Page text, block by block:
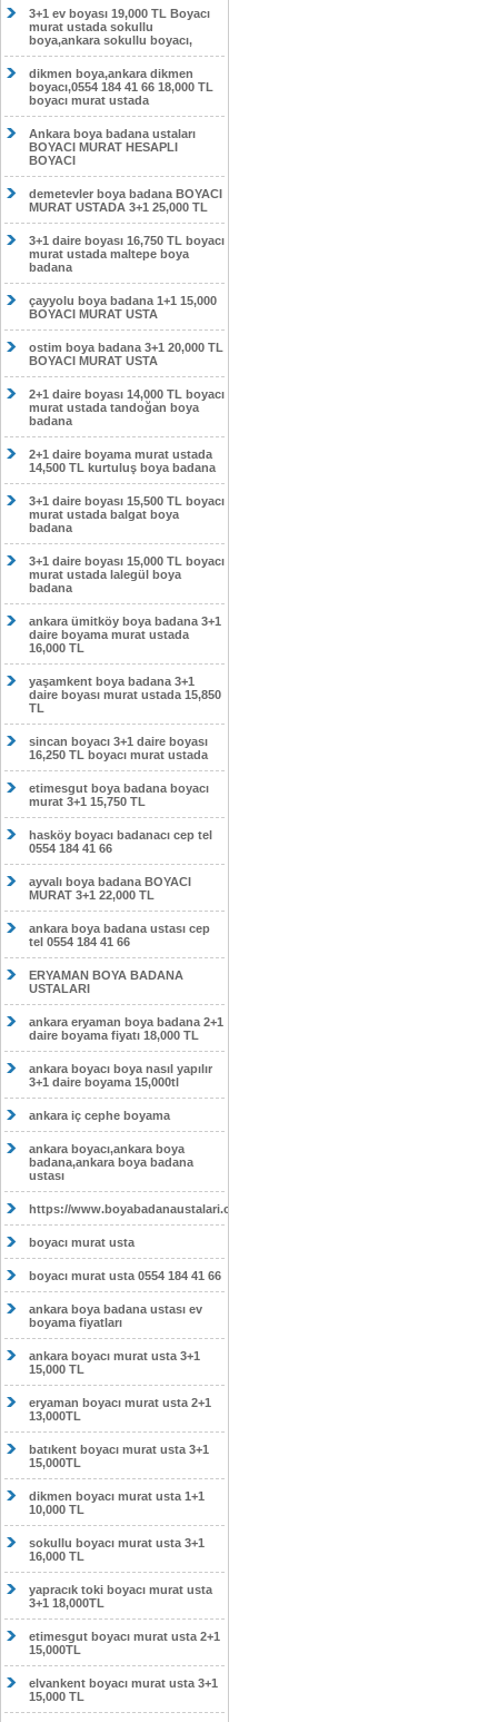
3+1 ev boyası 19,000 TL Boyacı
murat ustada sokullu
boya,ankara sokullu boyacı,
dikmen boya,ankara dikmen
boyacı,0554 184 41 66 18,000 TL
boyacı murat ustada
Ankara boya badana ustaları
BOYACI MURAT HESAPLI
BOYACI
demetevler boya badana BOYACI
MURAT USTADA 3+1 25,000 TL
3+1 daire boyası 16,750 TL boyacı
murat ustada maltepe boya
badana
çayyolu boya badana 1+1 15,000
BOYACI MURAT USTA
ostim boya badana 3+1 20,000 TL
BOYACI MURAT USTA
2+1 daire boyası 14,000 TL boyacı
murat ustada tandoğan boya
badana
2+1 daire boyama murat ustada
14,500 TL kurtuluş boya badana
3+1 daire boyası 15,500 TL boyacı
murat ustada balgat boya
badana
3+1 daire boyası 15,000 TL boyacı
murat ustada lalegül boya
badana
ankara ümitköy boya badana 3+1
daire boyama murat ustada
16,000 TL
yaşamkent boya badana 3+1
daire boyası murat ustada 15,850
TL
sincan boyacı 3+1 daire boyası
16,250 TL boyacı murat ustada
etimesgut boya badana boyacı
murat 3+1 15,750 TL
hasköy boyacı badanacı cep tel
0554 184 41 66
ayvalı boya badana BOYACI
MURAT 3+1 22,000 TL
ankara boya badana ustası cep
tel 0554 184 41 66
ERYAMAN BOYA BADANA
USTALARI
ankara eryaman boya badana 2+1
daire boyama fiyatı 18,000 TL
ankara boyacı boya nasıl yapılır
3+1 daire boyama 15,000tl
ankara iç cephe boyama
ankara boyacı,ankara boya
badana,ankara boya badana
ustası
https://www.boyabadanaustalari.com/
boyacı murat usta
boyacı murat usta 0554 184 41 66
ankara boya badana ustası ev
boyama fiyatları
ankara boyacı murat usta 3+1
15,000 TL
eryaman boyacı murat usta 2+1
13,000TL
batıkent boyacı murat usta 3+1
15,000TL
dikmen boyacı murat usta 1+1
10,000 TL
sokullu boyacı murat usta 3+1
16,000 TL
yapracık toki boyacı murat usta
3+1 18,000TL
etimesgut boyacı murat usta 2+1
15,000TL
elvankent boyacı murat usta 3+1
15,000 TL